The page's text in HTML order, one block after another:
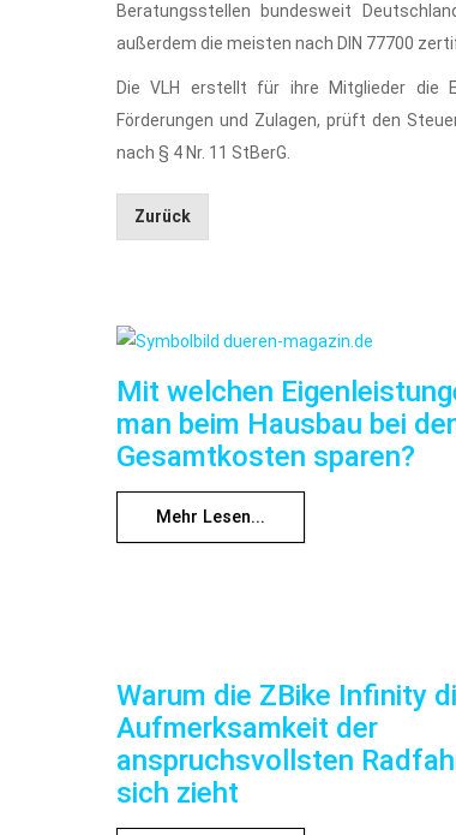
Beratungsstellen bundesweit
außerdem die meisten nach DIN 77700
Die VLH erstellt für ihre Mitglieder die
Förderungen und Zulagen, prüft den
nach § 4 Nr. 11 StBerG.
Zurück
Mit welchen
man beim Hausbau bei
Gesamtkosten sparen?
Mehr Lesen...
Warum die ZBike Infinity
Aufmerksamkeit der
anspruchsvollsten
sich zieht